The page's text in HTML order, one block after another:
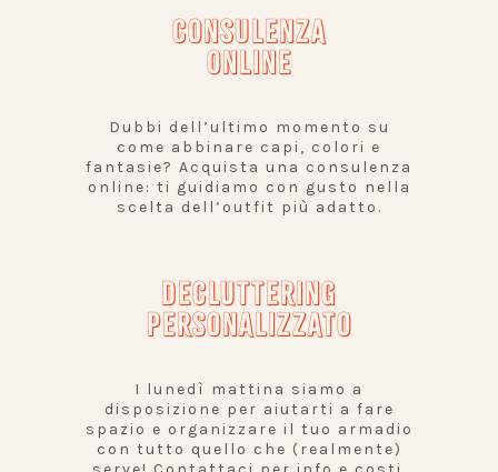
CONSULENZA
ONLINE
Dubbi dell’ultimo momento su
come abbinare capi, colori e
fantasie? Acquista una consulenza
online: ti guidiamo con gusto nella
scelta dell’outfit più adatto.
DECLUTTERING
PERSONALIZZATO
I lunedì mattina siamo a
disposizione per aiutarti a fare
spazio e organizzare il tuo armadio
con tutto quello che (realmente)